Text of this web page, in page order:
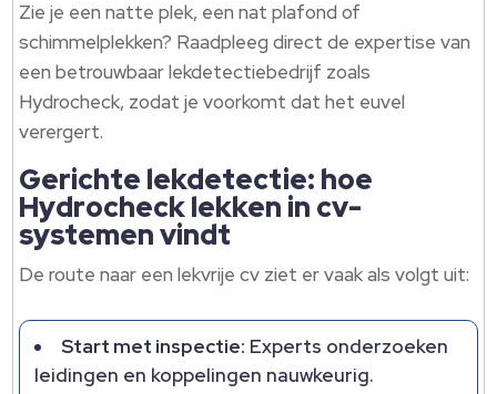
Zie je een natte plek, een nat plafond of
schimmelplekken? Raadpleeg direct de expertise van
een betrouwbaar lekdetectiebedrijf zoals
Hydrocheck, zodat je voorkomt dat het euvel
verergert.
Gerichte lekdetectie: hoe
Hydrocheck lekken in cv-
systemen vindt
De route naar een lekvrije cv ziet er vaak als volgt uit:
Start met inspectie: Experts onderzoeken
leidingen en koppelingen nauwkeurig.